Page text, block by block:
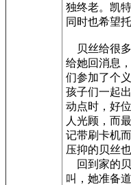
独终老。凯
同时也希望
贝丝给很多
给她回消息
们参加了个
孩子们一起
动点时，好
人光顾，而
记带刷卡机
压抑的贝丝
回到家的贝
叫，她准备